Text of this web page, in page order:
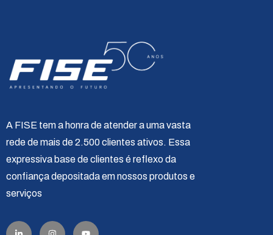
A FISE tem a honra de atender a uma vasta
rede de mais de 2.500 clientes ativos. Essa
expressiva base de clientes é reflexo da
confiança depositada em nossos produtos e
serviços